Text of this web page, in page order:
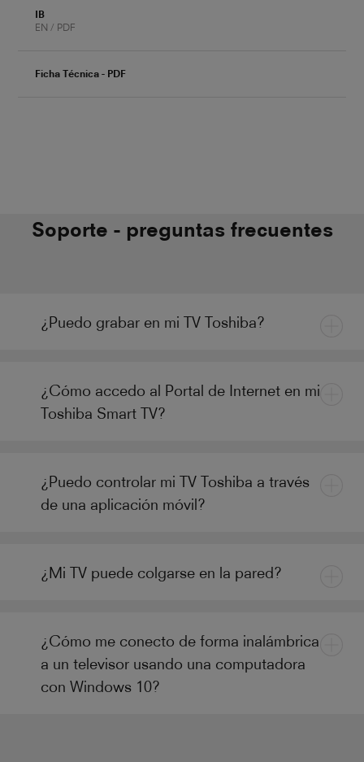
IB
EN / PDF
Ficha Técnica - PDF
Soporte - preguntas frecuentes
¿Puedo grabar en mi TV Toshiba?
¿Cómo accedo al Portal de Internet en mi
Toshiba Smart TV?
¿Puedo controlar mi TV Toshiba a través
de una aplicación móvil?
¿Mi TV puede colgarse en la pared?
¿Cómo me conecto de forma inalámbrica
a un televisor usando una computadora
con Windows 10?